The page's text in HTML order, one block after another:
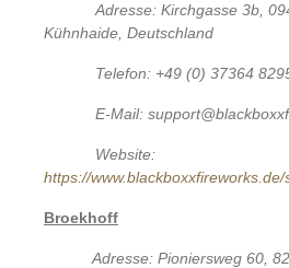
Adresse: Kirchgasse 3b,
Kühnhaide, Deutschland
Telefon: +49 (0) 37364
E-Mail:
Website:
https://
Broekhoff
Adresse: Pioniersweg 60,